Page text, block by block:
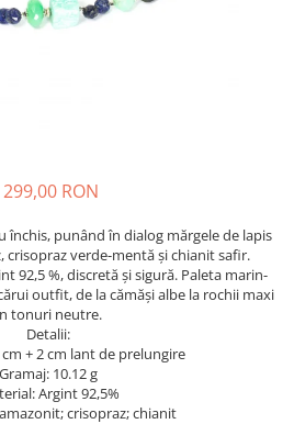
299,00 RON
închis, punând în dialog mărgele de lapis
crisopraz verde-mentă și chianit safir.
92,5 %, discretă și sigură. Paleta marin-
outfit, de la cămăși albe la rochii maxi
tonuri neutre.
Detalii:
+ 2 cm lant de prelungire
Gramaj: 10.12 g
Argint 92,5%
crisopraz; chianit